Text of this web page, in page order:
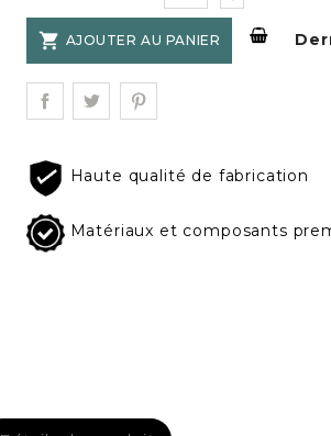
 AJOUTER AU PANIER
Haute qualité de fabrication
Matériaux et composants